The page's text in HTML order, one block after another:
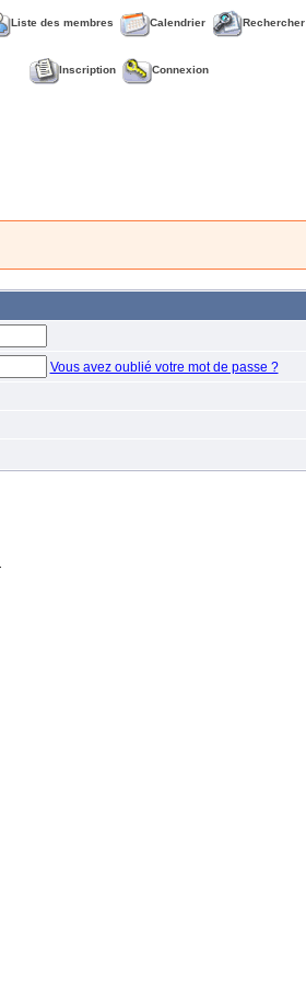
Liste des membres Calendrier Rechercher
Inscription Connexion
Vous avez oublié votre mot de passe ?